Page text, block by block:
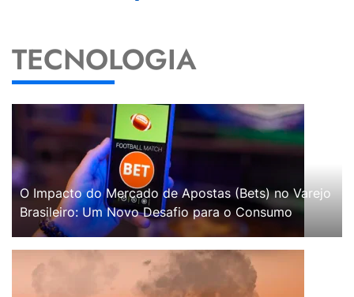
TECNOLOGIA
O Impacto do Mercado de Apostas (Bets) no Varejo
Brasileiro: Um Novo Desafio para o Consumo